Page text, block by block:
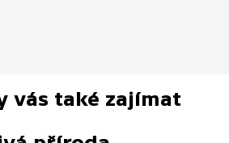
vás také zajímat